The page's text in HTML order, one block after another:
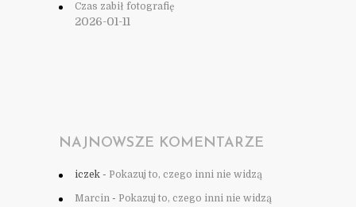
Czas zabił fotografię
2026-01-11
NAJNOWSZE KOMENTARZE
iczek - Pokazuj to, czego inni nie widzą
Marcin - Pokazuj to, czego inni nie widzą